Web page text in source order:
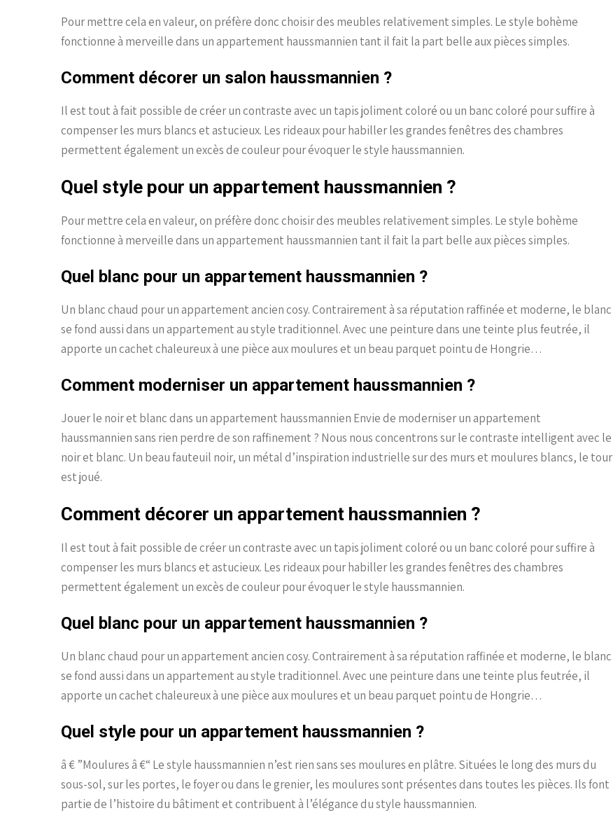
Pour mettre cela en valeur, on préfère donc choisir des meubles relativement simples. Le style bohème
fonctionne à merveille dans un appartement haussmannien tant il fait la part belle aux pièces simples.
Comment décorer un salon haussmannien ?
Il est tout à fait possible de créer un contraste avec un tapis joliment coloré ou un banc coloré pour suffire à
compenser les murs blancs et astucieux. Les rideaux pour habiller les grandes fenêtres des chambres
permettent également un excès de couleur pour évoquer le style haussmannien.
Quel style pour un appartement haussmannien ?
Pour mettre cela en valeur, on préfère donc choisir des meubles relativement simples. Le style bohème
fonctionne à merveille dans un appartement haussmannien tant il fait la part belle aux pièces simples.
Quel blanc pour un appartement haussmannien ?
Un blanc chaud pour un appartement ancien cosy. Contrairement à sa réputation raffinée et moderne, le blanc
se fond aussi dans un appartement au style traditionnel. Avec une peinture dans une teinte plus feutrée, il
apporte un cachet chaleureux à une pièce aux moulures et un beau parquet pointu de Hongrie…
Comment moderniser un appartement haussmannien ?
Jouer le noir et blanc dans un appartement haussmannien Envie de moderniser un appartement
haussmannien sans rien perdre de son raffinement ? Nous nous concentrons sur le contraste intelligent avec le
noir et blanc. Un beau fauteuil noir, un métal d’inspiration industrielle sur des murs et moulures blancs, le tour
est joué.
Comment décorer un appartement haussmannien ?
Il est tout à fait possible de créer un contraste avec un tapis joliment coloré ou un banc coloré pour suffire à
compenser les murs blancs et astucieux. Les rideaux pour habiller les grandes fenêtres des chambres
permettent également un excès de couleur pour évoquer le style haussmannien.
Quel blanc pour un appartement haussmannien ?
Un blanc chaud pour un appartement ancien cosy. Contrairement à sa réputation raffinée et moderne, le blanc
se fond aussi dans un appartement au style traditionnel. Avec une peinture dans une teinte plus feutrée, il
apporte un cachet chaleureux à une pièce aux moulures et un beau parquet pointu de Hongrie…
Quel style pour un appartement haussmannien ?
â € ”Moulures â €“ Le style haussmannien n’est rien sans ses moulures en plâtre. Situées le long des murs du
sous-sol, sur les portes, le foyer ou dans le grenier, les moulures sont présentes dans toutes les pièces. Ils font
partie de l’histoire du bâtiment et contribuent à l’élégance du style haussmannien.